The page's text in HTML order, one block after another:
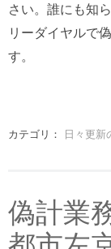
さい。誰にも知
リーダイヤルで
す。
カテゴリ： 日々更新
偽計業